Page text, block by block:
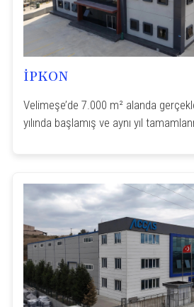
İPKON
Velimeşe’de 7.000 m² alanda
yılında başlamış ve aynı yıl